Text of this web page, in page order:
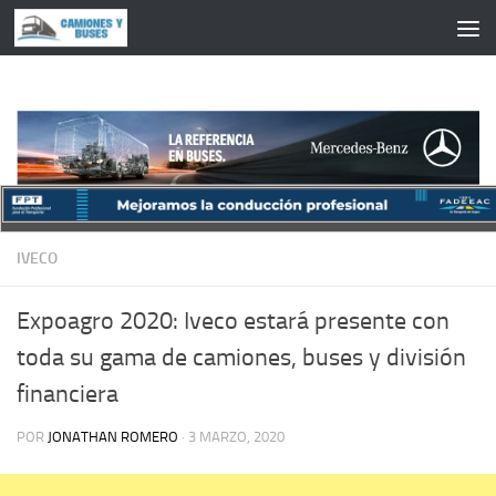
Saltar al contenido
IVECO
Expoagro 2020: Iveco estará presente con
toda su gama de camiones, buses y división
financiera
POR JONATHAN ROMERO · 3 MARZO, 2020